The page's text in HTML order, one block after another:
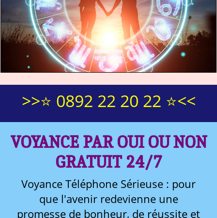
>>⭐ 0892 22 20 22 ⭐<<
VOYANCE PAR OUI OU NON
GRATUIT 24/7
Voyance Téléphone Sérieuse : pour
que l'avenir redevienne une
promesse de bonheur, de réussite et